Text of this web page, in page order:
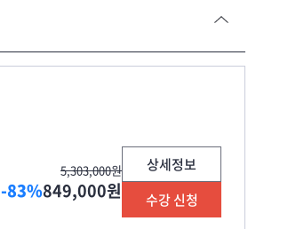
5,303,000원
-83%849,000원
상세정보
수강 신청